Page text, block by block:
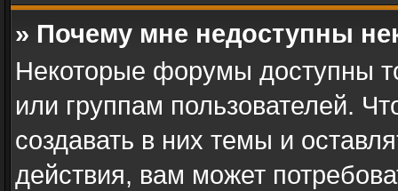
» Почему мне недоступны
Некоторые форумы доступны
или группам пользователей.
создавать в них темы и
действия, вам может